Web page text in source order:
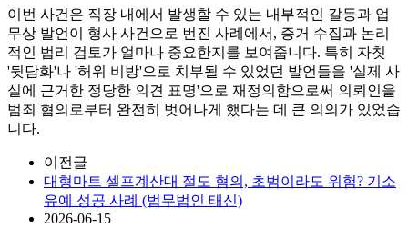
이번 사건은 직장 내에서 발생할 수 있는 내부적인 갈등과 업
무상 발언이 형사 사건으로 번진 사례에서, 증거 수집과 논리
적인 법리 검토가 얼마나 중요한지를 보여줍니다. 특히 자칫
'뒷담화'나 '허위 비방'으로 치부될 수 있었던 발언들을 '실제 사
실에 근거한 정당한 의견 표명'으로 재정의함으로써 의뢰인을
범죄 혐의로부터 완전히 벗어나게 했다는 데 큰 의의가 있었습
니다.
이전글
대형마트 셀프계산대 절도 혐의, 초범이라도 위험? 기소
유예 성공 사례 (법무법인 태신)
2026-06-15